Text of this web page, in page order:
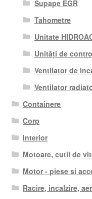
Supape EGR
Tahometre
Unitate
Unități de
Ventilator de
Ventilator
Containere
Corp
Interior
Motoare, cutii de
Motor - piese si
Racire, incalzire,